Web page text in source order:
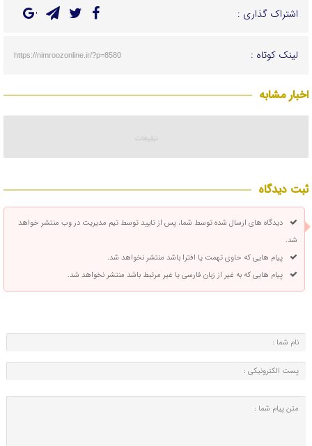
اشتراک گذاری :
لینک کوتاه : https://nimroozonline.ir/?p=8580
اخبار مشابه
ثبت دیدگاه
دیدگاه های ارسال شده توسط شما، پس از تایید توسط تیم مدیریت در وب منتشر خواهد
شد.
پیام هایی که حاوی تهمت یا افترا باشد منتشر نخواهد شد.
پیام هایی که به غیر از زبان فارسی یا غیر مرتبط باشد منتشر نخواهد شد.